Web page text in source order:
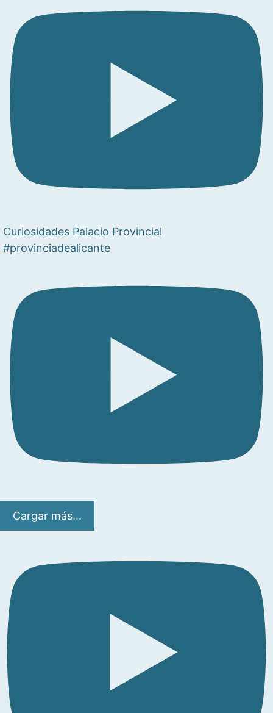
Curiosidades Palacio Provincial
#provinciadealicante
Cargar más...